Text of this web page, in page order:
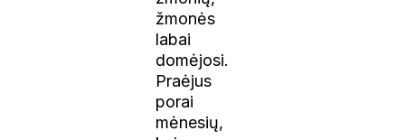
žmonės
labai
domėjosi.
Praėjus
porai
mėnesių,